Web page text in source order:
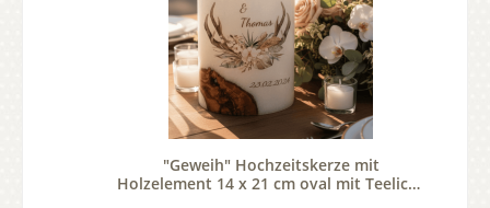
"Geweih" Hochzeitskerze mit
Holzelement 14 x 21 cm oval mit Teelicht